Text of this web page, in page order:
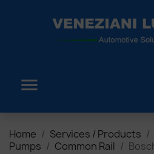

Home Services / Products
Pumps
Common Rail